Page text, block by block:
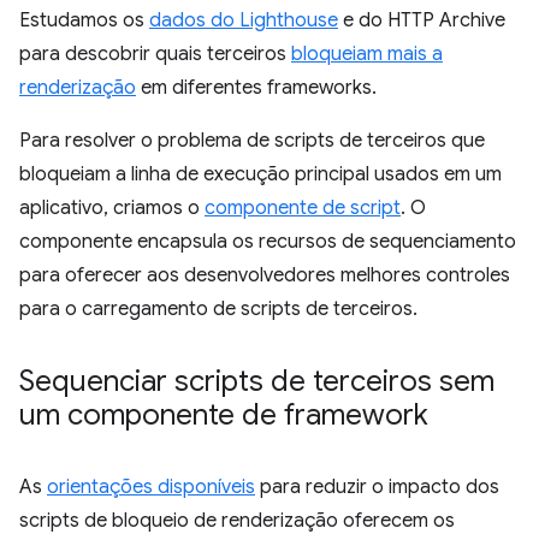
Estudamos os dados do Lighthouse e do HTTP Archive
para descobrir quais terceiros bloqueiam mais a
renderização em diferentes frameworks.
Para resolver o problema de scripts de terceiros que
bloqueiam a linha de execução principal usados em um
aplicativo, criamos o componente de script. O
componente encapsula os recursos de sequenciamento
para oferecer aos desenvolvedores melhores controles
para o carregamento de scripts de terceiros.
Sequenciar scripts de terceiros sem
um componente de framework
As orientações disponíveis para reduzir o impacto dos
scripts de bloqueio de renderização oferecem os